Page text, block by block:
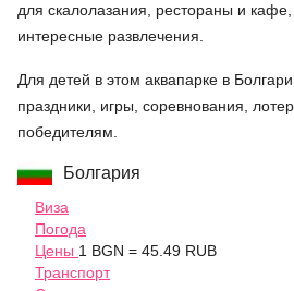
для скалолазания, рестораны и
интересные развлечения.
Для детей в этом аквапарке в
праздники, игры, соревнования,
победителям.
Болгария
Виза
Погода
Цены 1 BGN = 45.49 RUB
Транспорт